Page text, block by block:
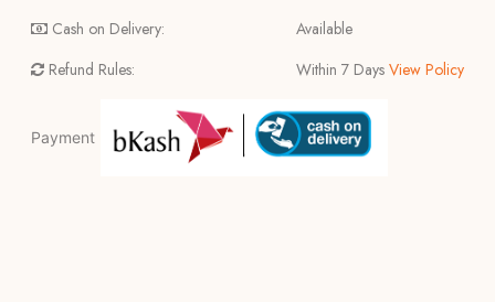
Cash on Delivery:
Refund Rules:
Available
Within 7 Days View Policy
Payment